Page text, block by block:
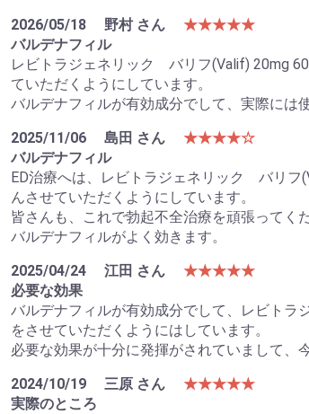
2026/05/18 野村 さん
★★★★★
バルデナフィル
レビトラジェネリック バリフ(Valif) 20mg
ていただくようにしています。
バルデナフィルが有効成分でして、実際には
2025/11/06
島田 さん
★★★★☆
バルデナフィル
ED治療へは、レビトラジェネリック バリフ
んさせていただくようにしています。
皆さんも、これで勃起不全治療を頑張ってくだ
バルデナフィルがよく効きます。
2025/04/24
江田 さん
★★★★★
必要な効果
バルデナフィルが有効成分でして、レビト
をさせていただくようにはしています。
必要な効果が十分に発揮がされていまして、
2024/10/19
三原 さん
★★★★★
実際のところ